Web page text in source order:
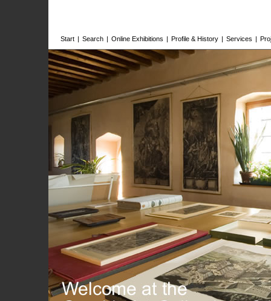
Start | Search | Online Exhibitions | Profile & History | Services |